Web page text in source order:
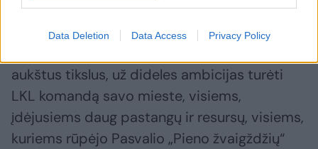
Data Deletion Data Access Privacy Policy
miestelių komandos krepšinio aikštelėse gali
garbingai kovoti su stipriausiais vyrų
aukštus tikslus, už dideles ambicijas turėti
LKL komandą savo mieste, visiems,
įdėjusiems daug pastangų ir resursų, visiems,
kuriems rūpėjo Pasvalio „Pieno žvaigždžių“